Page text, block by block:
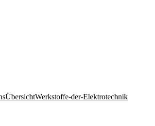
ÜbersichtWerkstoffe-der-Elektrotechnik